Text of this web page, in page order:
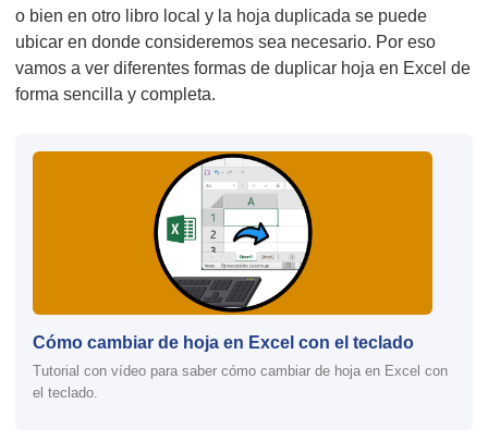
o bien en otro libro local y la hoja duplicada se puede
ubicar en donde consideremos sea necesario. Por eso
vamos a ver diferentes formas de duplicar hoja en Excel de
forma sencilla y completa.
Cómo cambiar de hoja en Excel con el teclado
Tutorial con vídeo para saber cómo cambiar de hoja en Excel con
el teclado.